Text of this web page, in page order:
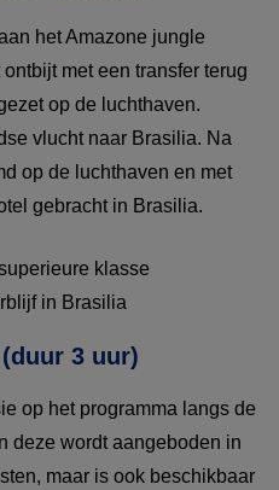
het Amazone jungle
met een transfer terug
op de luchthaven.
vlucht naar Brasilia. Na
op de luchthaven en met
gebracht in Brasilia.
klasse
in Brasilia
3 uur)
op het programma langs de
deze wordt aangeboden in
maar is ook beschikbaar